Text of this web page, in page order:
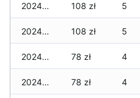
2024-12-29 108 zł 5
2024-12-28 108 zł 5
2024-12-27 78 zł 4
2024-12-26 78 zł 4